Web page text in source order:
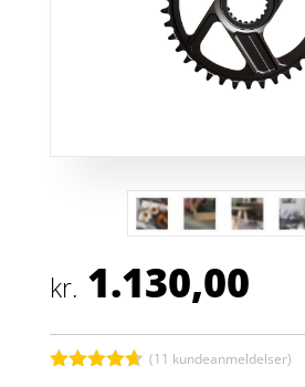
kr. 1.130,00
(11 kundeanmeldelser)